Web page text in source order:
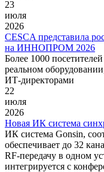
23
июля
2026
CESCA представила
на ИННОПРОМ 2026
Более 1000
реальном
ИТ-директорами
22
июля
2026
Новая ИК система
ИК система Gonsin,
обеспечивает до 32
RF-передачу в одном
интегрируется с